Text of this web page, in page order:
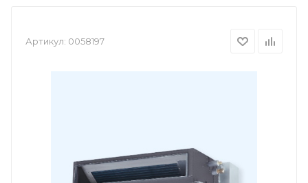
Артикул: 0058197